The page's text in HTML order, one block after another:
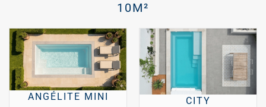
10M²
ANGÉLITE MINI CITY